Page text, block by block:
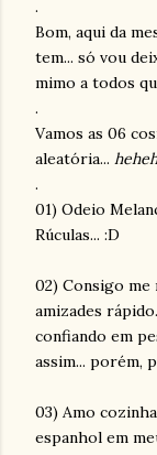
.
Bom, aqui da
tem... só vou
mimo a todos
.
Vamos as 06
aleatória...
.
01) Odeio
Rúculas... :D
02) Consigo me
amizades
confiando em
assim... porém,
03) Amo
espanhol em